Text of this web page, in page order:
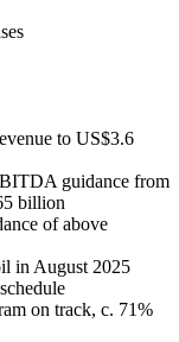
to US$3.6
guidance from
billion
of above
in August 2025
on track, c. 71%